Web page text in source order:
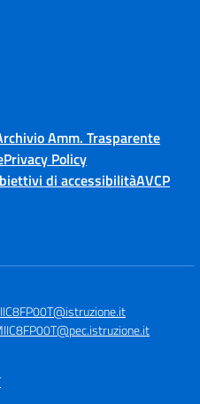
Amm. Trasparente
Privacy Policy
di accessibilitàAVCP